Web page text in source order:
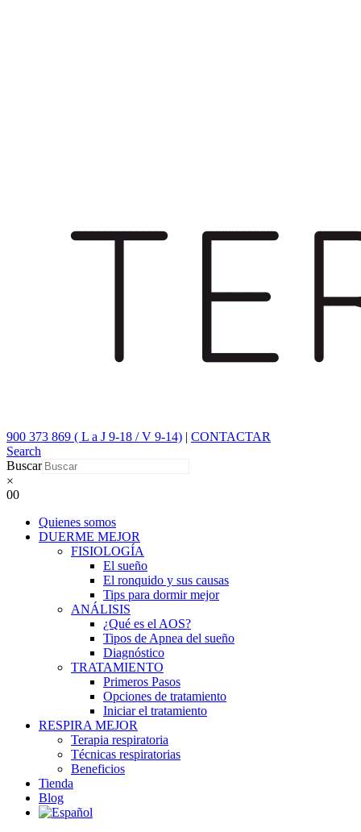
900 373 869 ( L a J 9-18 / V 9-14) | CONTACTAR
Search
Buscar
×
00
Quienes somos
DUERME MEJOR
FISIOLOGÍA
El sueño
El ronquido y sus causas
Tips para dormir mejor
ANÁLISIS
¿Qué es el AOS?
Tipos de Apnea del sueño
Diagnóstico
TRATAMIENTO
Primeros Pasos
Opciones de tratamiento
Iniciar el tratamiento
RESPIRA MEJOR
Terapia respiratoria
Técnicas respiratorias
Beneficios
Tienda
Blog